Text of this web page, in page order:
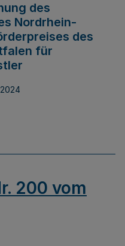
des
Nordrhein-
des
für
200 vom